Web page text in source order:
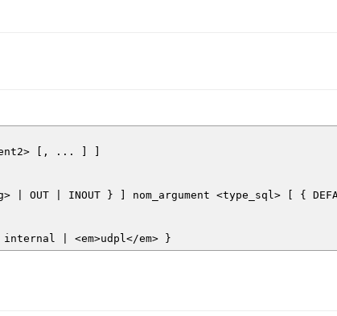
[, ... ] ]
OUT | INOUT } ] nom_argument <type_sql> [ {
| <em>udpl</em> }